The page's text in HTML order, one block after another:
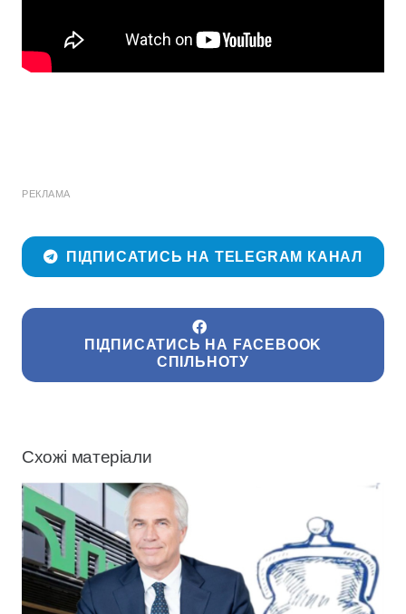
РЕКЛАМА
ПІДПИСАТИСЬ НА TELEGRAM КАНАЛ
ПІДПИСАТИСЬ НА FACEBOOK
СПІЛЬНОТУ
Схожі матеріали